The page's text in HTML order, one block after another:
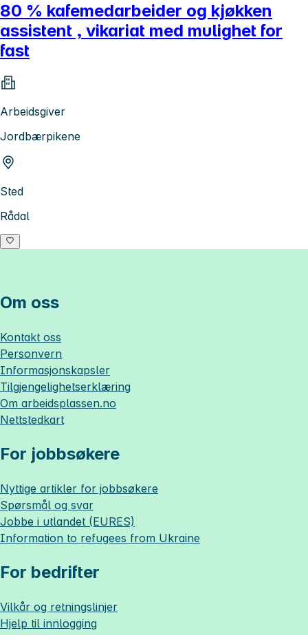
80 % kafemedarbeider og kjøkken
assistent , vikariat med mulighet for
fast
Arbeidsgiver
Jordbærpikene
Sted
Rådal
Om oss
Kontakt oss
Personvern
Informasjonskapsler
Tilgjengelighetserklæring
Om arbeidsplassen.no
Nettstedkart
For jobbsøkere
Nyttige artikler for jobbsøkere
Spørsmål og svar
Jobbe i utlandet (EURES)
Information to refugees from Ukraine
For bedrifter
Vilkår og retningslinjer
Hjelp til innlogging